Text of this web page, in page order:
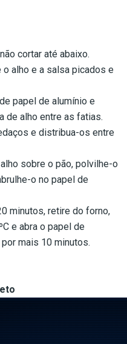
cortar até abaixo.
o alho e a salsa picados e
papel de alumínio e
de alho entre as fatias.
e distribua-os entre
sobre o pão, polvilhe-o
o no papel de
minutos, retire do forno,
e abra o papel de
mais 10 minutos.